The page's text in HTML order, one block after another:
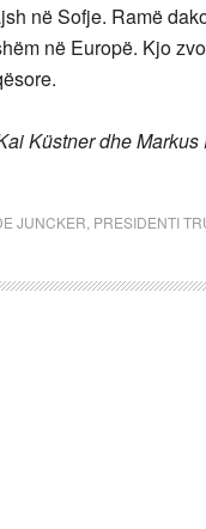
në Sofje. Ramë
në Europë. Kjo
Küstner dhe
JUNCKER PRESIDENTI